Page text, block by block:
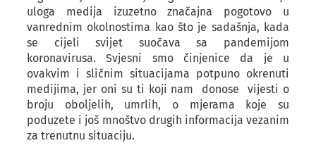
uloga medija izuzetno značajna pogotovo u
vanrednim okolnostima kao što je sadašnja, kada
se cijeli svijet suočava sa pandemijom
koronavirusa. Svjesni smo činjenice da je u
ovakvim i sličnim situacijama potpuno okrenuti
medijima, jer oni su ti koji nam donose vijesti o
broju oboljelih, umrlih, o mjerama koje su
poduzete i još mnoštvo drugih informacija vezanim
za trenutnu situaciju.